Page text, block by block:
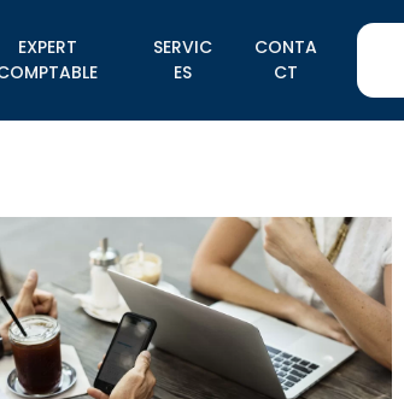
EXPERT
SERVIC
ES
CONTA
CT